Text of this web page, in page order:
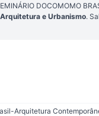
DOCOMOMO
e Urbanismo.
Arquitetura